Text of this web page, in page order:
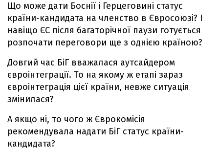
Що може дати Боснії і Герцеговині статус
країни-кандидата на членство в Євросоюзі? І
навіщо ЄС після багаторічної паузи готується
розпочати переговори ще з однією країною?
Довгий час БіГ вважалася аутсайдером
євроінтеграції. То на якому ж етапі зараз
євроінтеграція цієї країни, невже ситуація
змінилася?
А якщо ні, то чого ж Єврокомісія
рекомендувала надати БіГ статус країни-
кандидата?